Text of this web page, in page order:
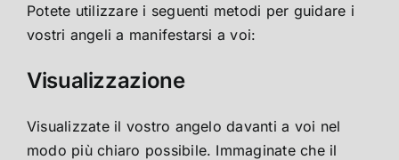
Potete utilizzare i seguenti metodi per guidare i
vostri angeli a manifestarsi a voi:
Visualizzazione
Visualizzate il vostro angelo davanti a voi nel
modo più chiaro possibile. Immaginate che il